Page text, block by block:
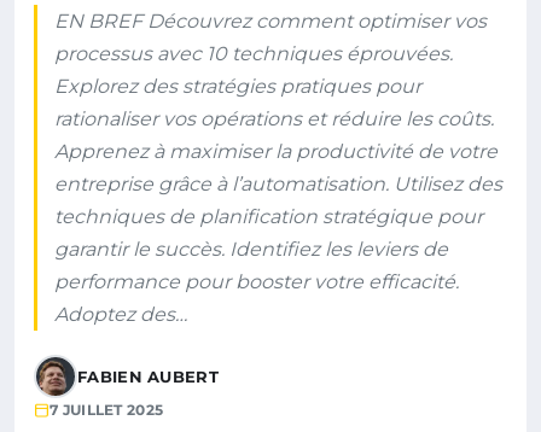
EN BREF Découvrez comment optimiser vos
processus avec 10 techniques éprouvées.
Explorez des stratégies pratiques pour
rationaliser vos opérations et réduire les coûts.
Apprenez à maximiser la productivité de votre
entreprise grâce à l’automatisation. Utilisez des
techniques de planification stratégique pour
garantir le succès. Identifiez les leviers de
performance pour booster votre efficacité.
Adoptez des…
FABIEN AUBERT
7 JUILLET 2025